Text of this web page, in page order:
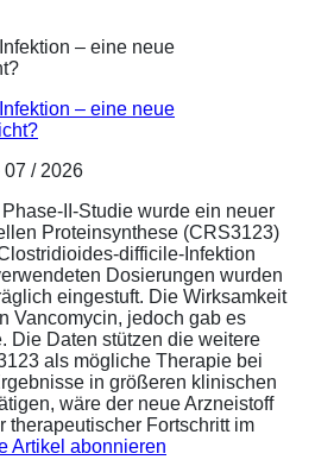
– eine neue
07 / 2026
II-Studie wurde ein neuer
Proteinsynthese (CRS3123)
difficile-Infektion
Dosierungen wurden
eingestuft. Die Wirksamkeit
Vancomycin, jedoch gab es
Die Daten stützen die weitere
als mögliche Therapie bei
in größeren klinischen
wäre der neue Arzneistoff
therapeutischer Fortschritt im
Artikel abonnieren